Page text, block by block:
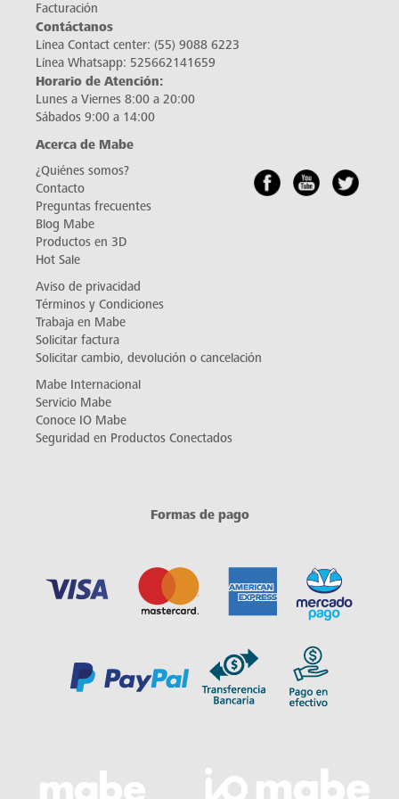
Facturación
Contáctanos
Línea Contact center: (55) 9088 6223
Línea Whatsapp: 525662141659
Horario de Atención:
Lunes a Viernes 8:00 a 20:00
Sábados 9:00 a 14:00
Acerca de Mabe
¿Quiénes somos?
Contacto
Preguntas frecuentes
Blog Mabe
Productos en 3D
Hot Sale
Aviso de privacidad
Términos y Condiciones
Trabaja en Mabe
Solicitar factura
Solicitar cambio, devolución o cancelación
Mabe Internacional
Servicio Mabe
Conoce IO Mabe
Seguridad en Productos Conectados
Formas de pago